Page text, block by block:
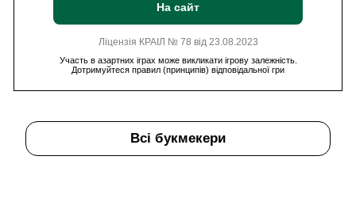
На сайт
Ліцензія КРАІЛ № 78 від 23.08.2023
Участь в азартних іграх може викликати ігрову залежність.
Дотримуйтеся правил (принципів) відповідальної гри
Всі букмекери